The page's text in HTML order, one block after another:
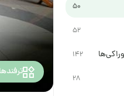
ترفندها
50
52
142
28